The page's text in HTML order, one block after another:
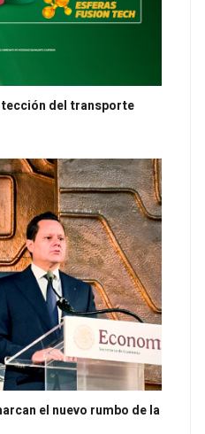
del transporte
el nuevo rumbo de la